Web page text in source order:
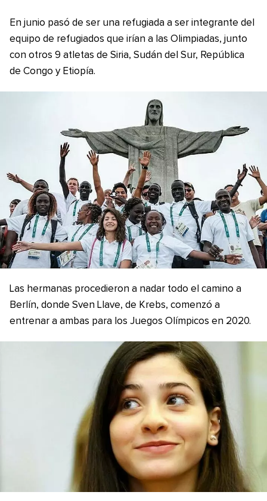
En junio pasó de ser una refugiada a ser integrante del
equipo de refugiados que irían a las Olimpiadas, junto
con otros 9 atletas de Siria, Sudán del Sur, República
de Congo y Etiopía.
Las hermanas procedieron a nadar todo el camino a
Berlín, donde Sven Llave, de Krebs, comenzó a
entrenar a ambas para los Juegos Olímpicos en 2020.